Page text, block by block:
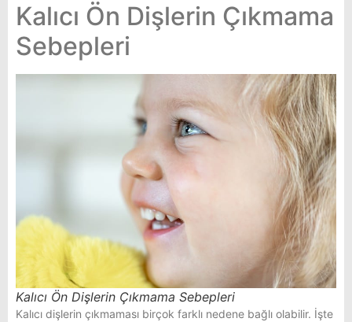
Kalıcı Ön Dişlerin Çıkmama
Sebepleri
Kalıcı Ön Dişlerin Çıkmama Sebepleri
Kalıcı dişlerin çıkmaması birçok farklı nedene bağlı olabilir. İşte